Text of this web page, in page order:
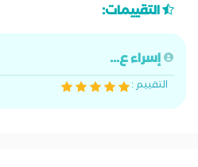
التقييمات:
إسراء ع...
التقييم :